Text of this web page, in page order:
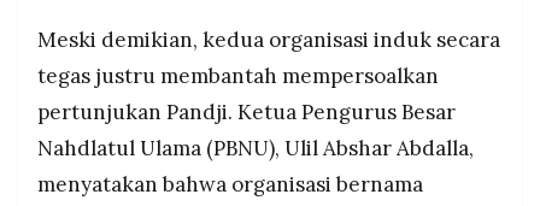
Meski demikian, kedua organisasi induk secara
tegas justru membantah mempersoalkan
pertunjukan Pandji. Ketua Pengurus Besar
Nahdlatul Ulama (PBNU), Ulil Abshar Abdalla,
menyatakan bahwa organisasi bernama